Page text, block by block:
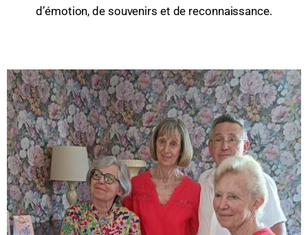
d’émotion, de souvenirs et de reconnaissance.